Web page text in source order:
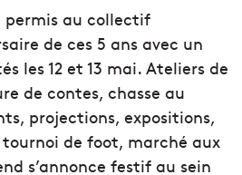
permis au collectif
de ces 5 ans avec un
les 12 et 13 mai. Ateliers de
de contes, chasse au
projections, expositions,
de foot, marché aux
s’annonce festif au sein